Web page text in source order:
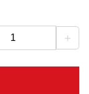
1 ＋